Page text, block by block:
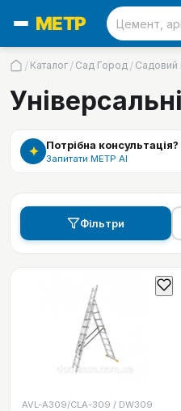
/ Каталог / Сад Город / Садовий
Універсальні
✦ Потрібна консультація?
Запитати МЕТР АІ
Фільтри
AVL-A309/CLA-309 / DW309